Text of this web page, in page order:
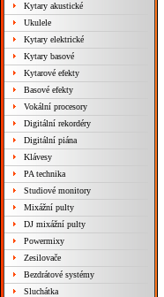
Kytary akustické
Ukulele
Kytary elektrické
Kytary basové
Kytarové efekty
Basové efekty
Vokální procesory
Digitální rekordéry
Digitální piána
Klávesy
PA technika
Studiové monitory
Mixážní pulty
DJ mixážní pulty
Powermixy
Zesilovače
Bezdrátové systémy
Sluchátka